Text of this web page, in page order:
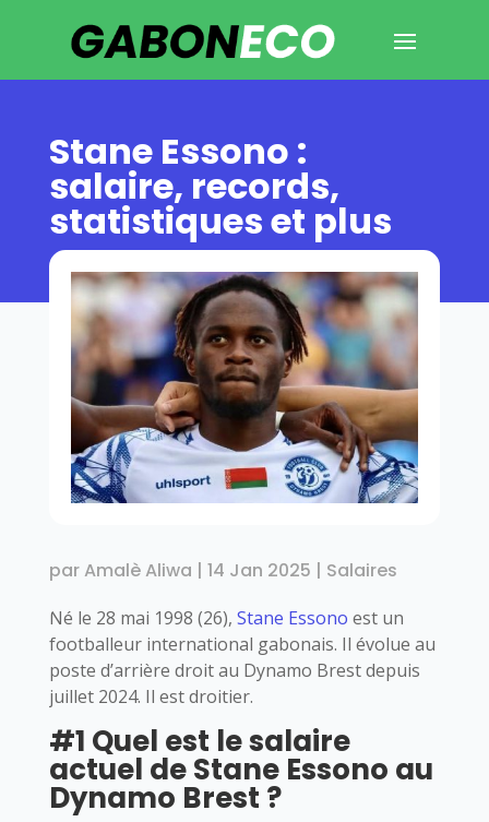
Stane Essono :
salaire, records,
statistiques et plus
parAmalè Aliwa | 14 Jan 2025 | Salaires
Né le 28 mai 1998 (26), Stane Essono est un
footballeur international gabonais. Il évolue au
poste d’arrière droit au Dynamo Brest depuis
juillet 2024. Il est droitier.
#1 Quel est le salaire
actuel de Stane Essono au
Dynamo Brest ?